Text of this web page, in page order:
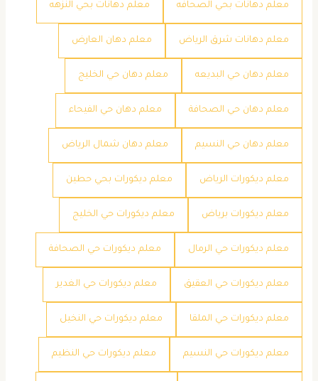
معلم دهانات بحي الصحافه معلم دهانات بحي النزهه
معلم دهانات شرق الرياض معلم دهان العارض
معلم دهان حي البديعه معلم دهان حي الخليج
معلم دهان حي الصحافة معلم دهان حي الفيحاء
معلم دهان حي النسيم معلم دهان شمال الرياض
معلم ديكورات الرياض معلم ديكورات بحي حطين
معلم ديكورات برياض معلم ديكورات حي الخليج
معلم ديكورات حي الرمال معلم ديكورات حي الصحافة
معلم ديكورات حي العقيق معلم ديكورات حي الغدير
معلم ديكورات حي الملقا معلم ديكورات حي النخيل
معلم ديكورات حي النسيم معلم ديكورات حي النظيم